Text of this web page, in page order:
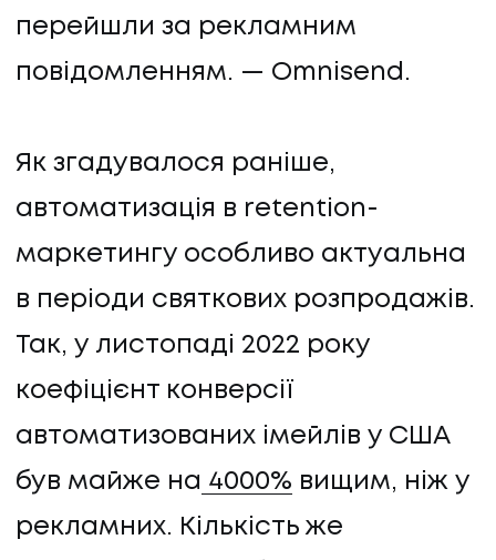
перейшли за рекламним
повідомленням. — Omnisend.
Як згадувалося раніше,
автоматизація в retention-
маркетингу особливо актуальна
в періоди святкових розпродажів.
Так, у листопаді 2022 року
коефіцієнт конверсії
автоматизованих імейлів у США
був майже на 4000% вищим, ніж у
рекламних. Кількість же